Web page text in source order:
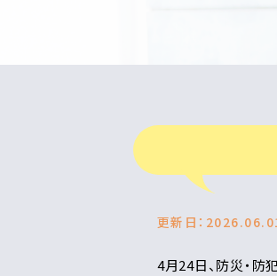
更新日：
4月24日、防災・防